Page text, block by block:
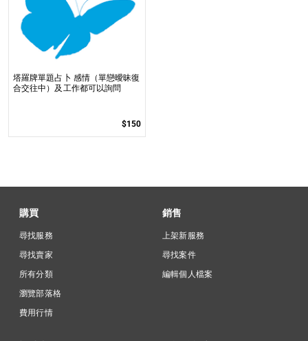
塔羅牌單題占卜 感情（單戀曖昧復
合交往中）及工作都可以詢問
$150
購買
尋找服務
尋找賣家
所有分類
瀏覽部落格
費用行情
銷售
上架新服務
尋找案件
編輯個人檔案